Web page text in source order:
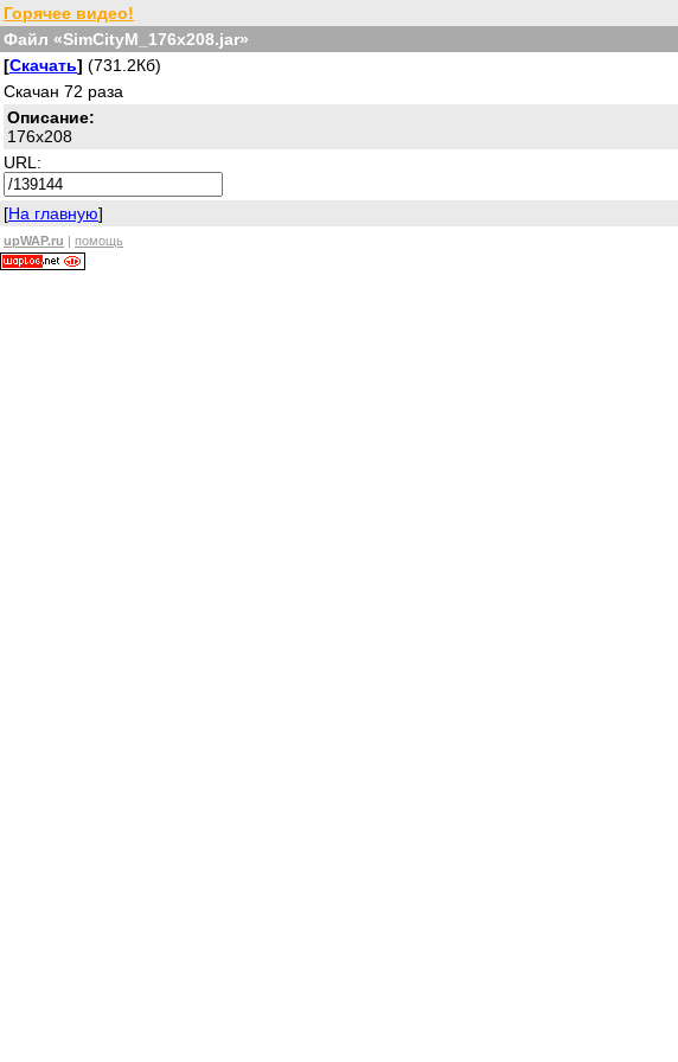
Горячее видео!
Файл «SimCityM_176x208.jar»
[Скачать] (731.2Кб)
Скачан 72 раза
Описание:
176x208
URL:
[На главную]
upWAP.ru | помощь